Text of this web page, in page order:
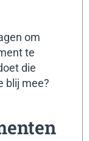
om
te
die
blij mee?